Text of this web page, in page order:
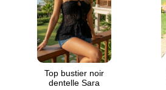
Top bustier noir
dentelle Sara